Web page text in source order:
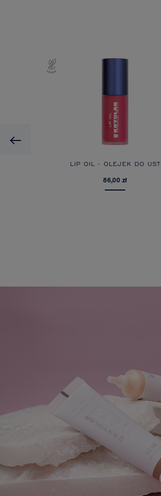
Previous
LIP OIL - OLEJEK DO UST
86,00 zł